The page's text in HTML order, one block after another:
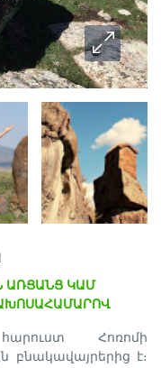
ԱՌՑԱՆՑ ԿԱՄ
Հոռոմի
բնակավայրերից է։